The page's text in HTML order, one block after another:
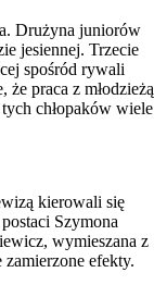
Drużyna juniorów
jesiennej. Trzecie
spośród rywali
praca z młodzieżą
chłopaków wiele
kierowali się
Szymona
wymieszana z
efekty.